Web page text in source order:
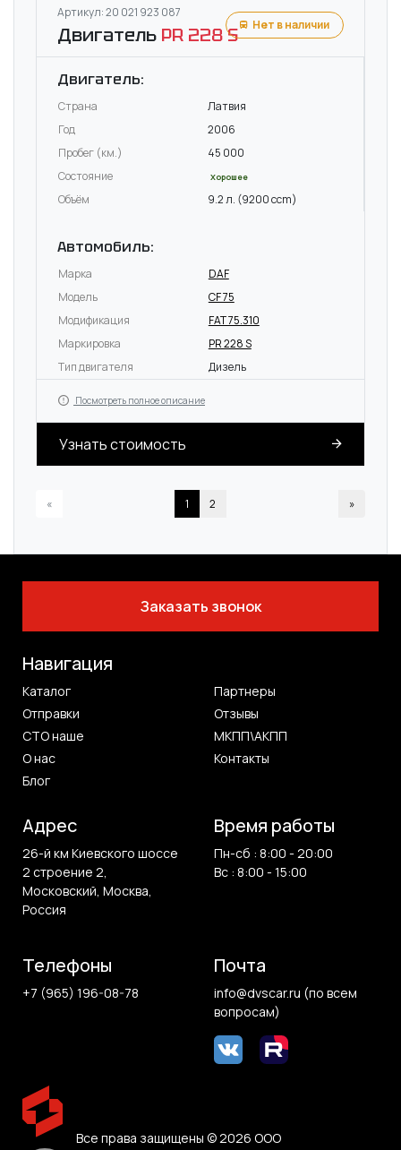
Артикул: 20 021 923 087
Двигатель PR 228 S Нет в наличии
Двигатель:
Страна
Латвия
Год
2006
Пробег (км.)
45 000
Состояние
Хорошее
Объём 9.2 л. (9200 ccm)
Автомобиль:
Марка
DAF
Модель
CF 75
Модификация
FAT 75.310
Маркировка
PR 228 S
Тип двигателя
Дизель
Посмотреть полное описание
Узнать стоимость
« 1 2 »
Заказать звонок
Все права защищены © 2026 ООО
Навигация
Каталог
Партнеры
Отправки
Отзывы
СТО наше
МКПП\АКПП
О нас
Контакты
Блог
Адрес
26-й км Киевского шоссе
2 строение 2,
Московский, Москва,
Россия
Время работы
Пн-сб : 8:00 - 20:00
Вс : 8:00 - 15:00
Телефоны
+7 (965) 196-08-78
Почта
info@dvscar.ru (по всем
вопросам)